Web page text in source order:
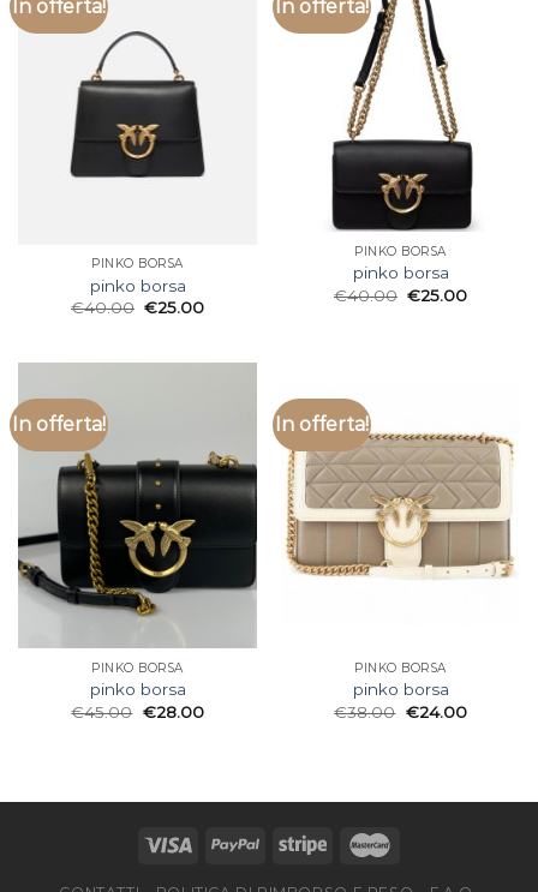
In offerta!
PINKO BORSA
pinko borsa
€40.00 €25.00
In offerta!
PINKO BORSA
pinko borsa
€40.00 €25.00
In offerta!
PINKO BORSA
pinko borsa
€45.00 €28.00
In offerta!
PINKO BORSA
pinko borsa
€38.00 €24.00